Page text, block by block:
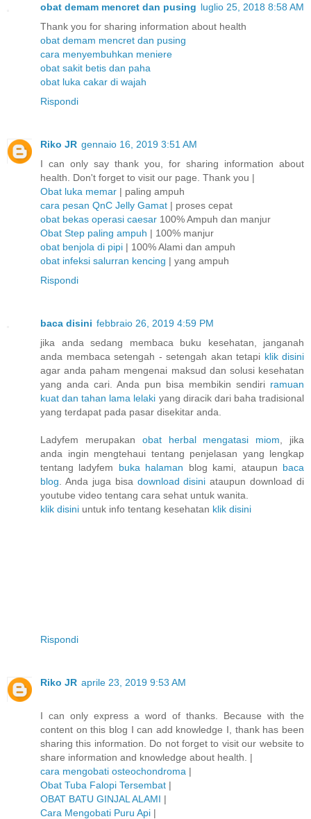
obat demam mencret dan pusing luglio 25, 2018 8:58 AM
Thank you for sharing information about health
obat demam mencret dan pusing
cara menyembuhkan meniere
obat sakit betis dan paha
obat luka cakar di wajah
Rispondi
Riko JR gennaio 16, 2019 3:51 AM
I can only say thank you, for sharing information about
health. Don't forget to visit our page. Thank you |
Obat luka memar | paling ampuh
cara pesan QnC Jelly Gamat | proses cepat
obat bekas operasi caesar 100% Ampuh dan manjur
Obat Step paling ampuh | 100% manjur
obat benjola di pipi | 100% Alami dan ampuh
obat infeksi salurran kencing | yang ampuh
Rispondi
baca disini febbraio 26, 2019 4:59 PM
jika anda sedang membaca buku kesehatan, janganah
anda membaca setengah - setengah akan tetapi klik disini
agar anda paham mengenai maksud dan solusi kesehatan
yang anda cari. Anda pun bisa membikin sendiri ramuan
kuat dan tahan lama lelaki yang diracik dari baha tradisional
yang terdapat pada pasar disekitar anda.
Ladyfem merupakan obat herbal mengatasi miom , jika
anda ingin mengtehaui tentang penjelasan yang lengkap
tentang ladyfem buka halaman blog kami, ataupun baca
blog . Anda juga bisa download disini ataupun download di
youtube video tentang cara sehat untuk wanita.
klik disini untuk info tentang kesehatan klik disini
Rispondi
Riko JR aprile 23, 2019 9:53 AM
I can only express a word of thanks. Because with the
content on this blog I can add knowledge I, thank has been
sharing this information. Do not forget to visit our website to
share information and knowledge about health. |
cara mengobati osteochondroma |
Obat Tuba Falopi Tersembat |
OBAT BATU GINJAL ALAMI |
Cara Mengobati Puru Api |